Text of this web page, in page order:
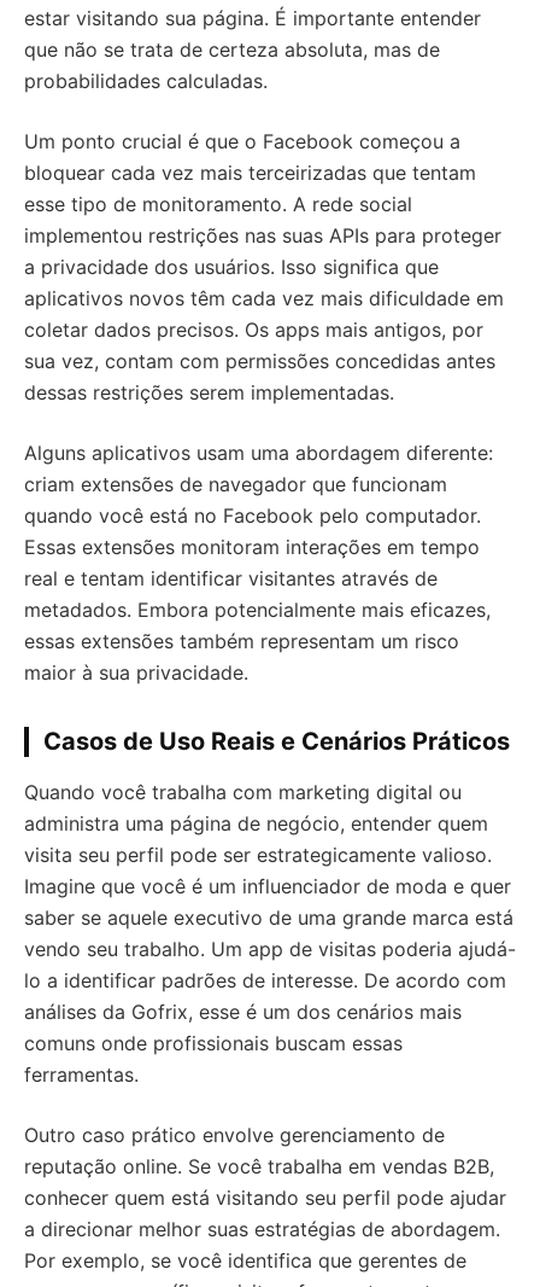
estar visitando sua página. É importante entender
que não se trata de certeza absoluta, mas de
probabilidades calculadas.
Um ponto crucial é que o Facebook começou a
bloquear cada vez mais terceirizadas que tentam
esse tipo de monitoramento. A rede social
implementou restrições nas suas APIs para proteger
a privacidade dos usuários. Isso significa que
aplicativos novos têm cada vez mais dificuldade em
coletar dados precisos. Os apps mais antigos, por
sua vez, contam com permissões concedidas antes
dessas restrições serem implementadas.
Alguns aplicativos usam uma abordagem diferente:
criam extensões de navegador que funcionam
quando você está no Facebook pelo computador.
Essas extensões monitoram interações em tempo
real e tentam identificar visitantes através de
metadados. Embora potencialmente mais eficazes,
essas extensões também representam um risco
maior à sua privacidade.
Casos de Uso Reais e Cenários Práticos
Quando você trabalha com marketing digital ou
administra uma página de negócio, entender quem
visita seu perfil pode ser estrategicamente valioso.
Imagine que você é um influenciador de moda e quer
saber se aquele executivo de uma grande marca está
vendo seu trabalho. Um app de visitas poderia ajudá-
lo a identificar padrões de interesse. De acordo com
análises da Gofrix, esse é um dos cenários mais
comuns onde profissionais buscam essas
ferramentas.
Outro caso prático envolve gerenciamento de
reputação online. Se você trabalha em vendas B2B,
conhecer quem está visitando seu perfil pode ajudar
a direcionar melhor suas estratégias de abordagem.
Por exemplo, se você identifica que gerentes de